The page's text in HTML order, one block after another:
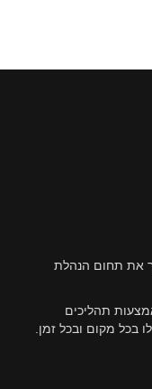
את תחום הנהלת
תהליכים
בכל מקום ובכל זמן.